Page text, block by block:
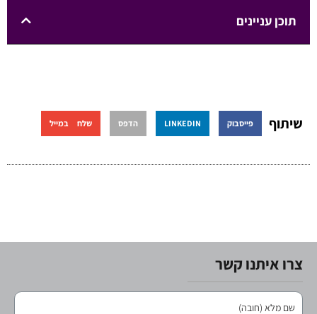
תוכן עניינים
שיתוף פייסבוק LINKEDIN הדפס שלח במייל
צרו איתנו קשר